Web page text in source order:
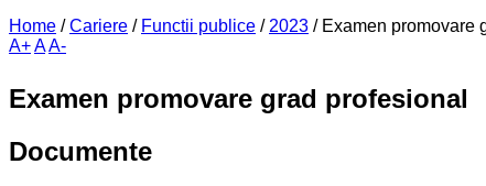
Home /Cariere / Functii publice /2023 / Examen promovare
A+AA-
Examen promovare grad profesional
Documente